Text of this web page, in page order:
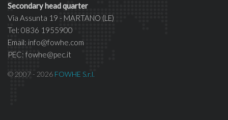
Secondary head quarter
Via Assunta 19 - MARTANO (LE)
Tel: 0836 1955900
Email: info@fowhe.com
PEC: fowhe@pec.it
© 2007 - 2026 FOWHE S.r.l.